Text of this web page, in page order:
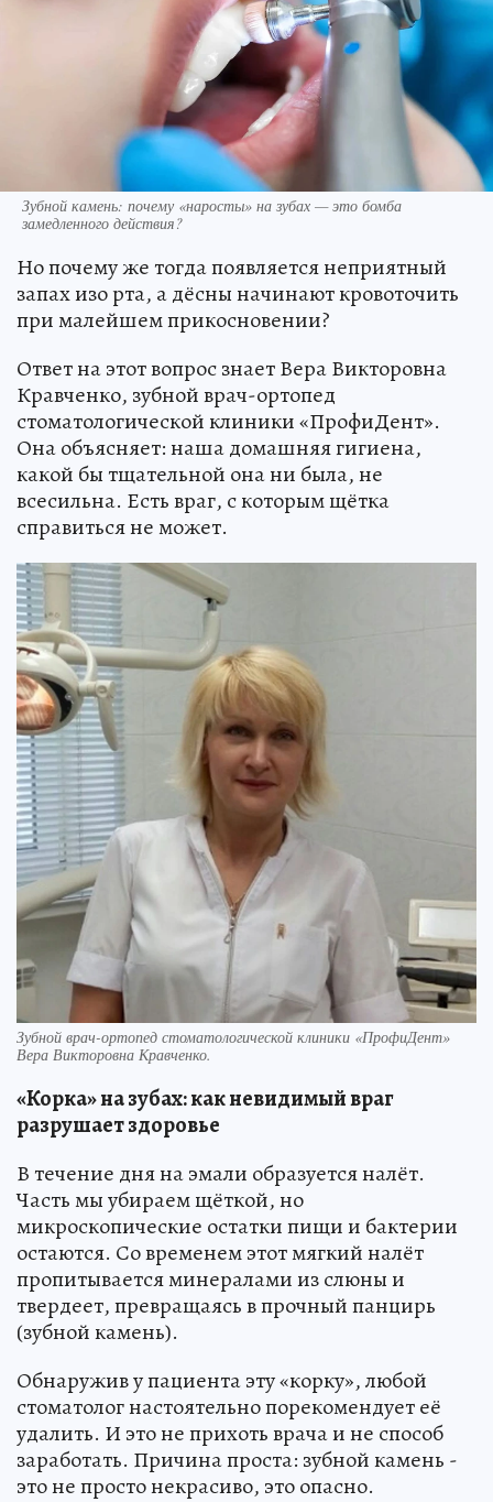
Зубной камень: почему «наросты» на зубах — это бомба
замедленного действия?
Но почему же тогда появляется неприятный
запах изо рта, а дёсны начинают кровоточить
при малейшем прикосновении?
Ответ на этот вопрос знает Вера Викторовна
Кравченко, зубной врач-ортопед
стоматологической клиники «ПрофиДент».
Она объясняет: наша домашняя гигиена,
какой бы тщательной она ни была, не
всесильна. Есть враг, с которым щётка
справиться не может.
Зубной врач-ортопед стоматологической клиники «ПрофиДент»
Вера Викторовна Кравченко.
«Корка» на зубах: как невидимый враг
разрушает здоровье
В течение дня на эмали образуется налёт.
Часть мы убираем щёткой, но
микроскопические остатки пищи и бактерии
остаются. Со временем этот мягкий налёт
пропитывается минералами из слюны и
твердеет, превращаясь в прочный панцирь
(зубной камень).
Обнаружив у пациента эту «корку», любой
стоматолог настоятельно порекомендует её
удалить. И это не прихоть врача и не способ
заработать. Причина проста: зубной камень -
это не просто некрасиво, это опасно.